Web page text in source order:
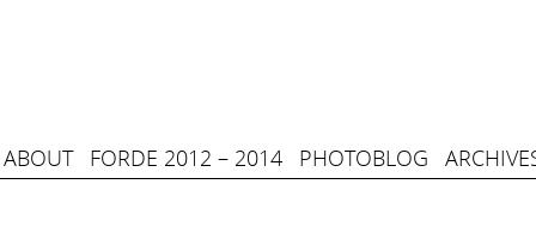
ABOUT FORDE 2012 – 2014 PHOTOBLOG